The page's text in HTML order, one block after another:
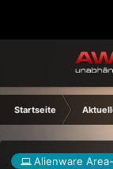
Startseite
Alienware Area-